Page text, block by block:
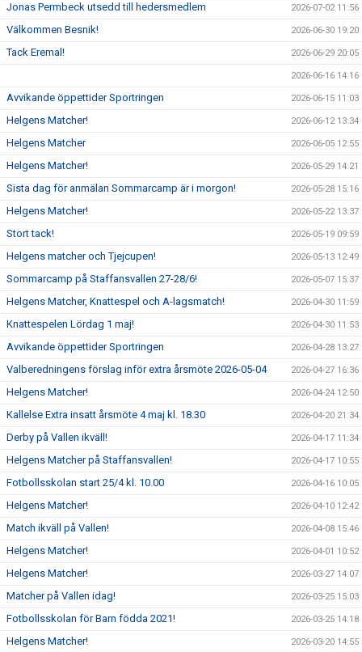
Jonas Permbeck utsedd till hedersmedlem 2026-07-02 11:56
Välkommen Besnik! 2026-06-30 19:20
Tack Eremal! 2026-06-29 20:05
2026-06-16 14:16
Avvikande öppettider Sportringen 2026-06-15 11:03
Helgens Matcher! 2026-06-12 13:34
Helgens Matcher 2026-06-05 12:55
Helgens Matcher! 2026-05-29 14:21
Sista dag för anmälan Sommarcamp är i morgon! 2026-05-28 15:16
Helgens Matcher! 2026-05-22 13:37
Stort tack! 2026-05-19 09:59
Helgens matcher och Tjejcupen! 2026-05-13 12:49
Sommarcamp på Staffansvallen 27-28/6! 2026-05-07 15:37
Helgens Matcher, Knattespel och A-lagsmatch! 2026-04-30 11:59
Knattespelen Lördag 1 maj! 2026-04-30 11:53
Avvikande öppettider Sportringen 2026-04-28 13:27
Valberedningens förslag inför extra årsmöte 2026-05-04 2026-04-27 16:36
Helgens Matcher! 2026-04-24 12:50
Kallelse Extra insatt årsmöte 4 maj kl. 18.30 2026-04-20 21:34
Derby på Vallen ikväll! 2026-04-17 11:34
Helgens Matcher på Staffansvallen! 2026-04-17 10:55
Fotbollsskolan start 25/4 kl. 10.00 2026-04-16 10:05
Helgens Matcher! 2026-04-10 12:42
Match ikväll på Vallen! 2026-04-08 15:46
Helgens Matcher! 2026-04-01 10:52
Helgens Matcher! 2026-03-27 14:07
Matcher på Vallen idag! 2026-03-25 15:03
Fotbollsskolan för Barn födda 2021! 2026-03-25 14:18
Helgens Matcher! 2026-03-20 14:55